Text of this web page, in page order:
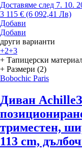
Доставяме след 7. 10.
3 115 € (6 092,41 Лв)
Добави
Добави
други варианти
+2+3
+ Тапицерски
+ Размери (2)
Bobochic Paris
Диван Achille
триместен,
113 cm,